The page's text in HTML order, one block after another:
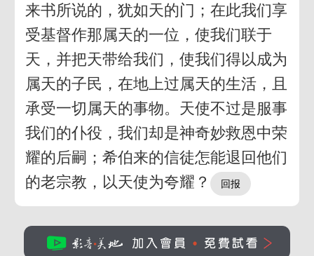
来书所说的，犹如天的门；在此我们享
受基督作那属天的一位，使我们联于
天，并把天带给我们，使我们得以成为
属天的子民，在地上过属天的生活，且
承受一切属天的事物。天使不过是服事
我们的仆役，我们却是神奇妙救恩中荣
耀的后嗣；希伯来的信徒怎能退回他们
的老宗教，以天使为夸耀？